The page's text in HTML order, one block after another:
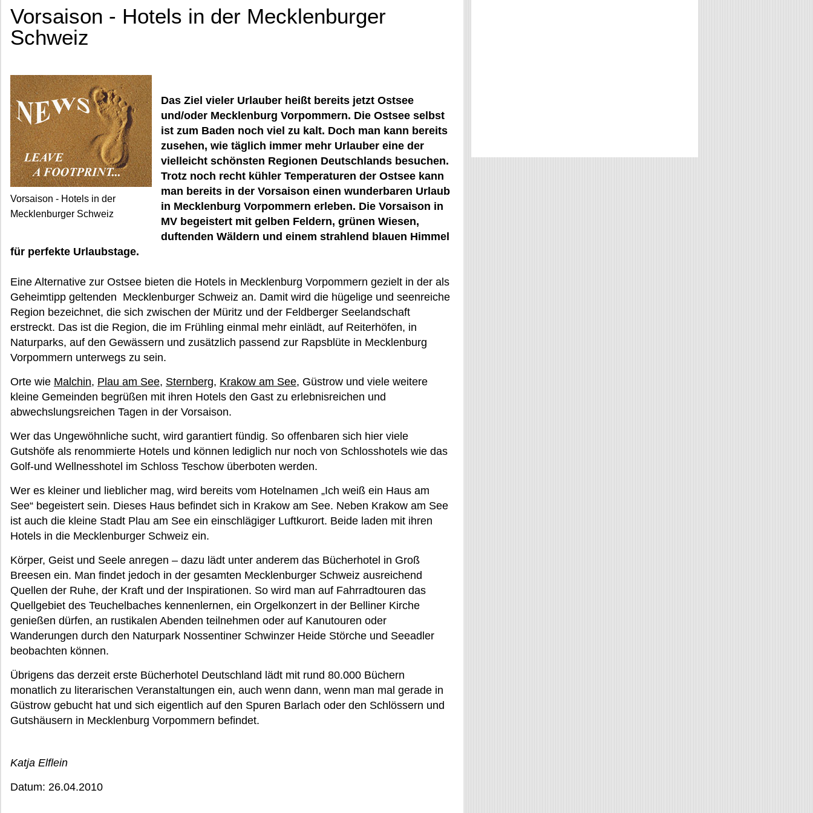
Vorsaison - Hotels in der Mecklenburger
Schweiz
Vorsaison - Hotels in der
Mecklenburger Schweiz
Das Ziel vieler Urlauber heißt bereits jetzt Ostsee
und/oder Mecklenburg Vorpommern. Die Ostsee selbst
ist zum Baden noch viel zu kalt. Doch man kann bereits
zusehen, wie täglich immer mehr Urlauber eine der
vielleicht schönsten Regionen Deutschlands besuchen.
Trotz noch recht kühler Temperaturen der Ostsee kann
man bereits in der Vorsaison einen wunderbaren Urlaub
in Mecklenburg Vorpommern erleben. Die Vorsaison in
MV begeistert mit gelben Feldern, grünen Wiesen,
duftenden Wäldern und einem strahlend blauen Himmel
für perfekte Urlaubstage.
Eine Alternative zur Ostsee bieten die Hotels in Mecklenburg Vorpommern gezielt in der als
Geheimtipp geltenden Mecklenburger Schweiz an. Damit wird die hügelige und seenreiche
Region bezeichnet, die sich zwischen der Müritz und der Feldberger Seelandschaft
erstreckt. Das ist die Region, die im Frühling einmal mehr einlädt, auf Reiterhöfen, in
Naturparks, auf den Gewässern und zusätzlich passend zur Rapsblüte in Mecklenburg
Vorpommern unterwegs zu sein.
Orte wie Malchin, Plau am See, Sternberg, Krakow am See, Güstrow und viele weitere
kleine Gemeinden begrüßen mit ihren Hotels den Gast zu erlebnisreichen und
abwechslungsreichen Tagen in der Vorsaison.
Wer das Ungewöhnliche sucht, wird garantiert fündig. So offenbaren sich hier viele
Gutshöfe als renommierte Hotels und können lediglich nur noch von Schlosshotels wie das
Golf-und Wellnesshotel im Schloss Teschow überboten werden.
Wer es kleiner und lieblicher mag, wird bereits vom Hotelnamen „Ich weiß ein Haus am
See“ begeistert sein. Dieses Haus befindet sich in Krakow am See. Neben Krakow am See
ist auch die kleine Stadt Plau am See ein einschlägiger Luftkurort. Beide laden mit ihren
Hotels in die Mecklenburger Schweiz ein.
Körper, Geist und Seele anregen – dazu lädt unter anderem das Bücherhotel in Groß
Breesen ein. Man findet jedoch in der gesamten Mecklenburger Schweiz ausreichend
Quellen der Ruhe, der Kraft und der Inspirationen. So wird man auf Fahrradtouren das
Quellgebiet des Teuchelbaches kennenlernen, ein Orgelkonzert in der Belliner Kirche
genießen dürfen, an rustikalen Abenden teilnehmen oder auf Kanutouren oder
Wanderungen durch den Naturpark Nossentiner Schwinzer Heide Störche und Seeadler
beobachten können.
Übrigens das derzeit erste Bücherhotel Deutschland lädt mit rund 80.000 Büchern
monatlich zu literarischen Veranstaltungen ein, auch wenn dann, wenn man mal gerade in
Güstrow gebucht hat und sich eigentlich auf den Spuren Barlach oder den Schlössern und
Gutshäusern in Mecklenburg Vorpommern befindet.
Katja Elflein
Datum: 26.04.2010